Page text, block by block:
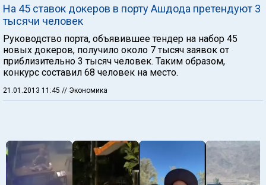
На 45 ставок докеров в порту Ашдода претендуют 3
тысячи человек
Руководство порта, объявившее тендер на набор 45
новых докеров, получило около 7 тысяч заявок от
приблизительно 3 тысяч человек. Таким образом,
конкурс составил 68 человек на место.
21.01.2013 11:45 // Экономика